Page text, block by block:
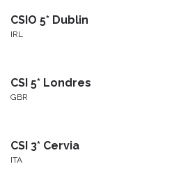
CSIO 5* Dublin
IRL
CSI 5* Londres
GBR
CSI 3* Cervia
ITA